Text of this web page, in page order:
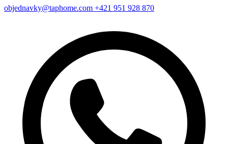
objednavky@taphome.com +421 951 928 870